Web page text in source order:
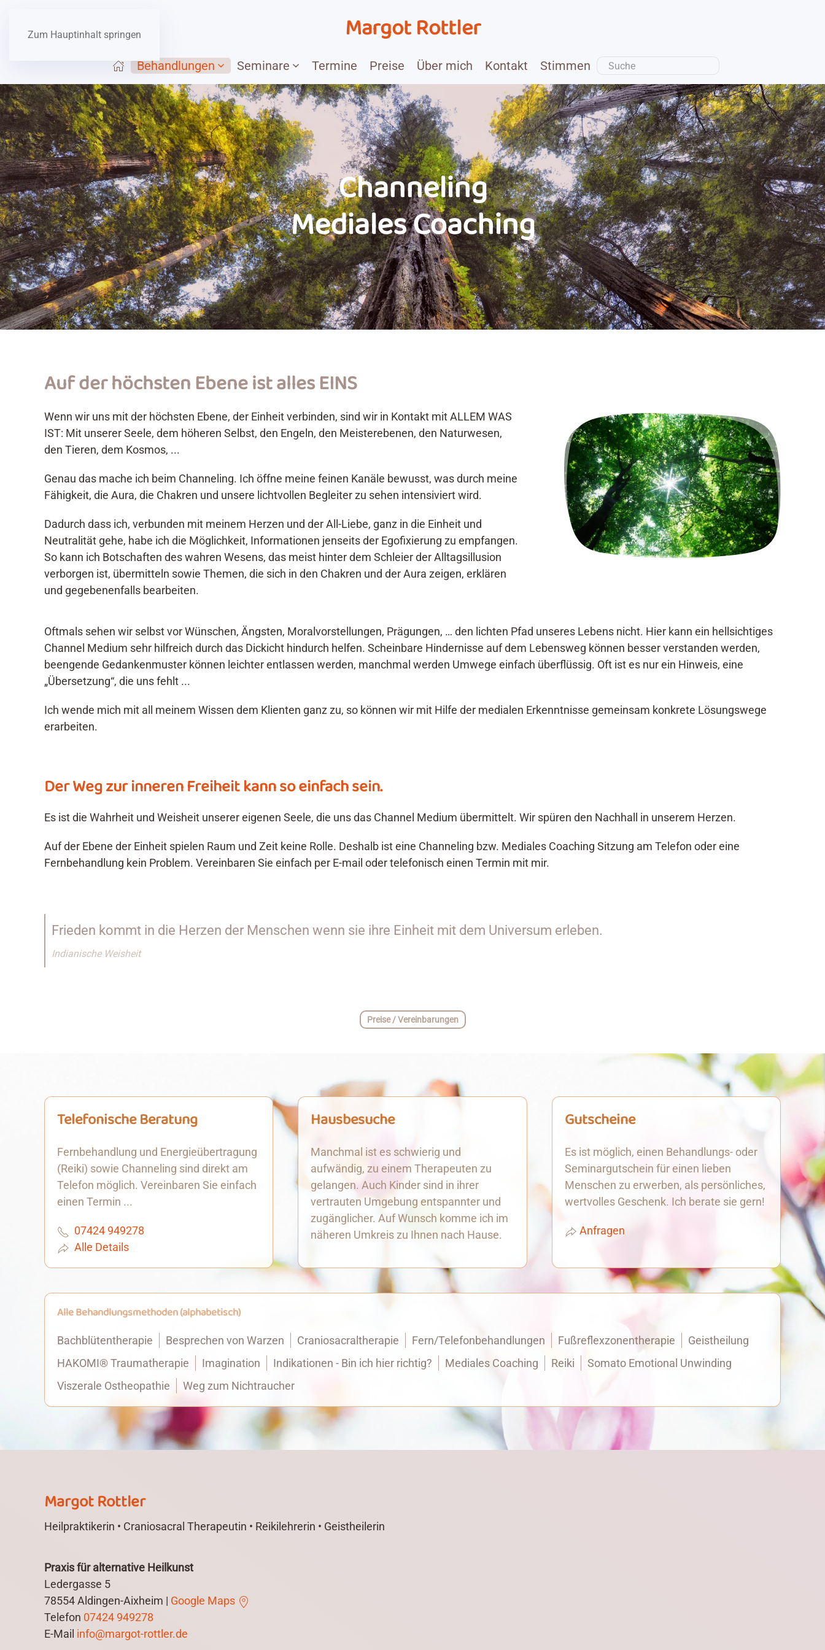
Zum Hauptinhalt springen Margot Rottler
Behandlungen Seminare Termine Preise Über mich Kontakt Stimmen
Channeling
Mediales Coaching
Auf der höchsten Ebene ist alles EINS
Wenn wir uns mit der höchsten Ebene, der Einheit verbinden, sind wir in Kontakt mit ALLEM WAS
IST: Mit unserer Seele, dem höheren Selbst, den Engeln, den Meisterebenen, den Naturwesen,
den Tieren, dem Kosmos, ...
Genau das mache ich beim Channeling. Ich öffne meine feinen Kanäle bewusst, was durch meine
Fähigkeit, die Aura, die Chakren und unsere lichtvollen Begleiter zu sehen intensiviert wird.
Dadurch dass ich, verbunden mit meinem Herzen und der All-Liebe, ganz in die Einheit und
Neutralität gehe, habe ich die Möglichkeit, Informationen jenseits der Egofixierung zu empfangen.
So kann ich Botschaften des wahren Wesens, das meist hinter dem Schleier der Alltagsillusion
verborgen ist, übermitteln sowie Themen, die sich in den Chakren und der Aura zeigen, erklären
und gegebenenfalls bearbeiten.
Oftmals sehen wir selbst vor Wünschen, Ängsten, Moralvorstellungen, Prägungen, … den lichten Pfad unseres Lebens nicht. Hier kann ein hellsichtiges
Channel Medium sehr hilfreich durch das Dickicht hindurch helfen. Scheinbare Hindernisse auf dem Lebensweg können besser verstanden werden,
beengende Gedankenmuster können leichter entlassen werden, manchmal werden Umwege einfach überflüssig. Oft ist es nur ein Hinweis, eine
„Übersetzung“, die uns fehlt ...
Ich wende mich mit all meinem Wissen dem Klienten ganz zu, so können wir mit Hilfe der medialen Erkenntnisse gemeinsam konkrete Lösungswege
erarbeiten.
Der Weg zur inneren Freiheit kann so einfach sein.
Es ist die Wahrheit und Weisheit unserer eigenen Seele, die uns das Channel Medium übermittelt. Wir spüren den Nachhall in unserem Herzen.
Auf der Ebene der Einheit spielen Raum und Zeit keine Rolle. Deshalb ist eine Channeling bzw. Mediales Coaching Sitzung am Telefon oder eine
Fernbehandlung kein Problem. Vereinbaren Sie einfach per E-mail oder telefonisch einen Termin mit mir.
Frieden kommt in die Herzen der Menschen wenn sie ihre Einheit mit dem Universum erleben.
Indianische Weisheit
Preise / Vereinbarungen
Telefonische Beratung
Fernbehandlung und Energieübertragung
(Reiki) sowie Channeling sind direkt am
Telefon möglich. Vereinbaren Sie einfach
einen Termin ...
07424 949278
Alle Details
Hausbesuche
Manchmal ist es schwierig und
aufwändig, zu einem Therapeuten zu
gelangen. Auch Kinder sind in ihrer
vertrauten Umgebung entspannter und
zugänglicher. Auf Wunsch komme ich im
näheren Umkreis zu Ihnen nach Hause.
Gutscheine
Es ist möglich, einen Behandlungs- oder
Seminargutschein für einen lieben
Menschen zu erwerben, als persönliches,
wertvolles Geschenk. Ich berate sie gern!
Anfragen
Alle Behandlungsmethoden (alphabetisch)
Bachblütentherapie Besprechen von Warzen Craniosacraltherapie Fern/Telefonbehandlungen Fußreflexzonentherapie
Geistheilung
HAKOMI® Traumatherapie
Imagination Indikationen - Bin ich hier richtig? Mediales Coaching Reiki
Somato Emotional Unwinding
Viszerale Ostheopathie
Weg zum Nichtraucher
Margot Rottler
Heilpraktikerin • Craniosacral Therapeutin • Reikilehrerin • Geistheilerin
Praxis für alternative Heilkunst
Ledergasse 5
78554 Aldingen-Aixheim | Google Maps
Telefon 07424 949278
E-Mail info@margot-rottler.de